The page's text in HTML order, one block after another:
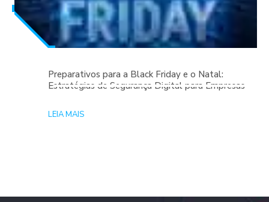
Preparativos para a Black Friday e o Natal:
Estratégias de Segurança Digital para Empresas
LEIA MAIS